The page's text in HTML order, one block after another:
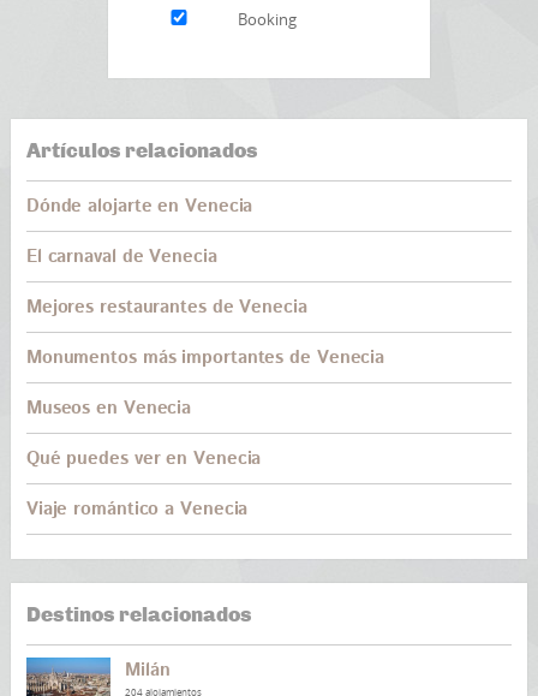
Booking
Artículos relacionados
Dónde alojarte en Venecia
El carnaval de Venecia
Mejores restaurantes de Venecia
Monumentos más importantes de Venecia
Museos en Venecia
Qué puedes ver en Venecia
Viaje romántico a Venecia
Destinos relacionados
Milán
204 alojamientos